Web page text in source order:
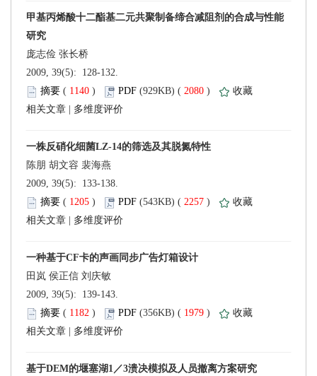
2009, 39(5): 128-132.
(
) 2080 )
2009, 39(5): 133-138.
(
) 2257 )
2009, 39(5): 139-143.
(
) 1979 )